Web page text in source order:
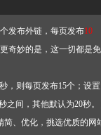
个发布外链，每页发布10
奇妙的是，这一切都是免
，则每页发布15个；设置
之间，其他默认为20秒
简、优化，挑选优质的网